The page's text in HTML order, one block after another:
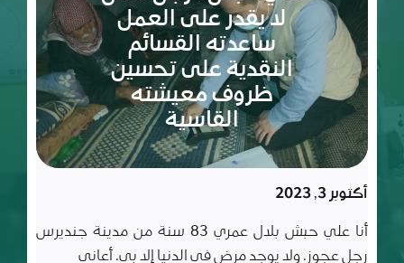
في عالم
مليء
بالتحديات
سبتمبر 10, 2023
ريم طفلة لم تكمل ربيعاها التاسع بعد، شعلة متوقدة
في العلم والأدب والأخلاق، تعيش مع أسرة تتألف من أب
وأم